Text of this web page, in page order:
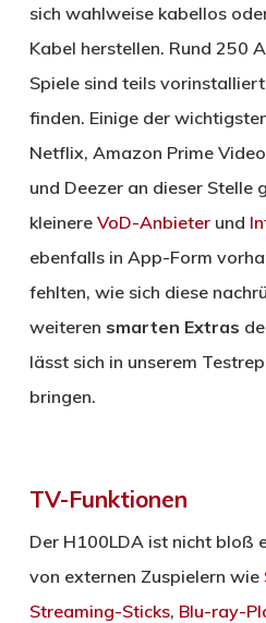
sich wahlweise kabellos
Kabel herstellen. Rund 250
Spiele sind teils
finden. Einige der
Netflix, Amazon Prime
und Deezer an dieser Stelle
kleinere VoD-Anbieterund
ebenfalls in App-Form
fehlten, wie sich diese
weiteren smarten Extras
lässt sich in unserem
bringen.
TV-Funktionen
Der H100LDA ist nicht bloß
von externen Zuspielern wie
Streaming-Sticks, Blu-ray-